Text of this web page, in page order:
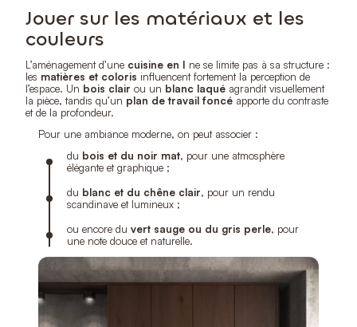
Jouer sur les matériaux et les
couleurs
L’aménagement d’une cuisine en I ne se limite pas à sa structure :
les matières et coloris influencent fortement la perception de
l’espace. Un bois clair ou un blanc laqué agrandit visuellement
la pièce, tandis qu’un plan de travail foncé apporte du contraste
et de la profondeur.
Pour une ambiance moderne, on peut associer :
du bois et du noir mat, pour une atmosphère
élégante et graphique ;
du blanc et du chêne clair, pour un rendu
scandinave et lumineux ;
ou encore du vert sauge ou du gris perle, pour
une note douce et naturelle.